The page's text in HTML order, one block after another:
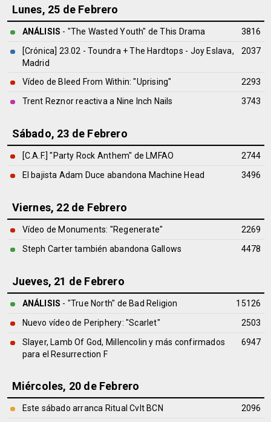
Lunes, 25 de Febrero
ANÁLISIS - "The Wasted Youth" deThis Drama
3816
[Crónica] 23.02 - Toundra + The Hardtops - Joy Eslava,
Madrid
2037
Vídeo de Bleed From Within: "Uprising"
2293
Trent Reznor reactiva a Nine Inch Nails
3743
Sábado, 23 de Febrero
[C.A.F.] "Party Rock Anthem" de LMFAO
2744
El bajista Adam Duce abandona Machine Head
3496
Viernes, 22 de Febrero
Vídeo de Monuments: "Regenerate"
2269
Steph Carter también abandona Gallows
4478
Jueves, 21 de Febrero
ANÁLISIS - "True North" de Bad Religion
15126
Nuevo vídeo de Periphery: "Scarlet"
2503
Slayer, Lamb Of God, Millencolin y más confirmados
para el Resurrection F
6947
Miércoles, 20 de Febrero
Este sábado arranca Ritual Cvlt BCN
2096